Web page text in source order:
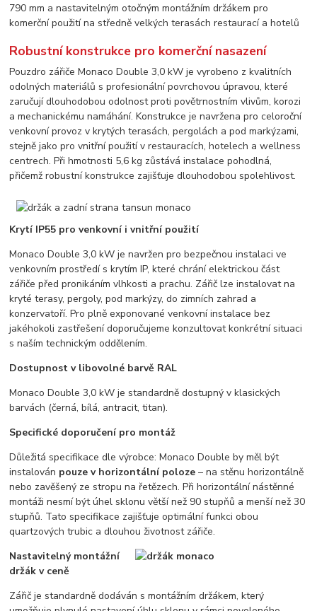
Robustní konstrukce pro komerční nasazení
Pouzdro zářiče Monaco Double 3,0 kW je vyrobeno z kvalitních
odolných materiálů s profesionální povrchovou úpravou, které
zaručují dlouhodobou odolnost proti povětrnostním vlivům, korozi
a mechanickému namáhání. Konstrukce je navržena pro celoroční
venkovní provoz v krytých terasách, pergolách a pod markýzami,
stejně jako pro vnitřní použití v restauracích, hotelech a wellness
centrech. Při hmotnosti 5,6 kg zůstává instalace pohodlná,
přičemž robustní konstrukce zajišťuje dlouhodobou spolehlivost.
Krytí IP55 pro venkovní i vnitřní použití
Monaco Double 3,0 kW je navržen pro bezpečnou instalaci ve
venkovním prostředí s krytím IP, které chrání elektrickou část
zářiče před pronikáním vlhkosti a prachu. Zářič lze instalovat na
kryté terasy, pergoly, pod markýzy, do zimních zahrad a
konzervatoří. Pro plně exponované venkovní instalace bez
jakéhokoli zastřešení doporučujeme konzultovat konkrétní situaci
s naším technickým oddělením.
Dostupnost v libovolné barvě RAL
Monaco Double 3,0 kW je standardně dostupný v klasických
barvách (černá, bílá, antracit, titan).
Specifické doporučení pro montáž
Důležitá specifikace dle výrobce: Monaco Double by měl být
instalován pouze v horizontální poloze – na stěnu horizontálně
nebo zavěšený ze stropu na řetězech. Při horizontální nástěnné
montáži nesmí být úhel sklonu větší než 90 stupňů a menší než 30
stupňů. Tato specifikace zajišťuje optimální funkci obou
quartzových trubic a dlouhou životnost zářiče.
Nastavitelný montážní
držák v ceně
Zářič je standardně dodáván s montážním držákem, který